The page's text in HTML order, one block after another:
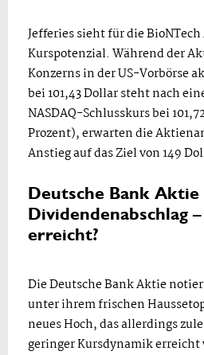
Jefferies sieht für die
Kurspotenzial. Während der
Konzerns in der US-Vorbörse
bei 101,43 Dollar steht nach
NASDAQ-Schlusskurs bei
Prozent), erwarten die
Anstieg auf das Ziel von 149
Deutsche Bank
Dividendenabschlag
erreicht?
Die Deutsche Bank Aktie
unter ihrem frischen
neues Hoch, das allerdings
geringer Kursdynamik erreicht